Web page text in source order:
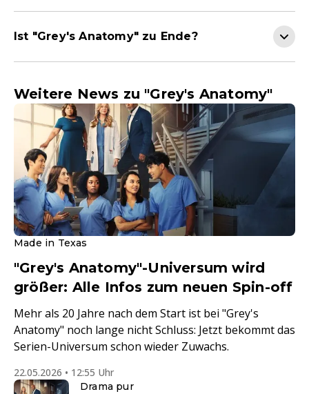
Ist "Grey's Anatomy" zu Ende?
Weitere News zu "Grey's Anatomy"
Made in Texas
"Grey's Anatomy"-Universum wird
größer: Alle Infos zum neuen Spin-off
Mehr als 20 Jahre nach dem Start ist bei "Grey's
Anatomy" noch lange nicht Schluss: Jetzt bekommt das
Serien-Universum schon wieder Zuwachs.
22.05.2026 • 12:55 Uhr
Drama pur